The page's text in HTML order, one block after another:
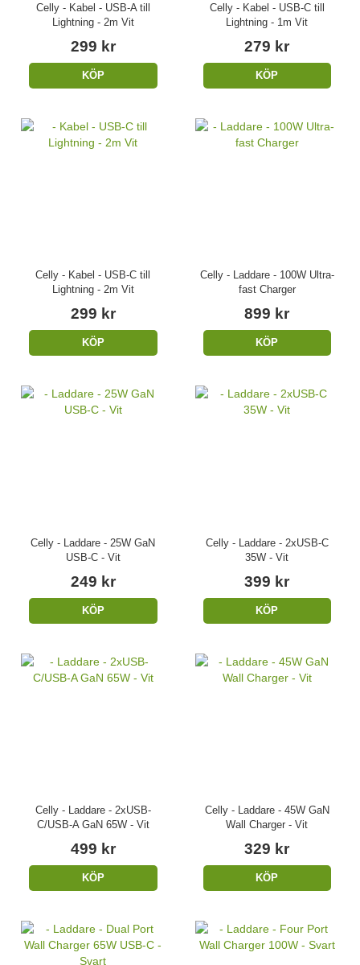
Celly - Kabel - USB-A till
Lightning - 2m Vit
299 kr
KÖP
Celly - Kabel - USB-C till
Lightning - 1m Vit
279 kr
KÖP
Celly - Kabel - USB-C till
Lightning - 2m Vit
299 kr
KÖP
Celly - Laddare - 100W Ultra-
fast Charger
899 kr
KÖP
Celly - Laddare - 25W GaN
USB-C - Vit
249 kr
KÖP
Celly - Laddare - 2xUSB-C
35W - Vit
399 kr
KÖP
Celly - Laddare - 2xUSB-
C/USB-A GaN 65W - Vit
499 kr
KÖP
Celly - Laddare - 45W GaN
Wall Charger - Vit
329 kr
KÖP